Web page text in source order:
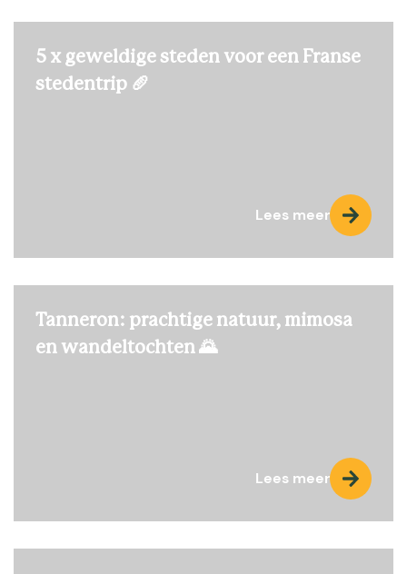
5 x geweldige steden voor een Franse
stedentrip 🥖
Lees meer
Tanneron: prachtige natuur, mimosa
en wandeltochten 🌄
Lees meer